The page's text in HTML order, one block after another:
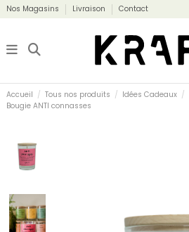
Nos Magasins Livraison Contact
Accueil Tous nos produits Idées Cadeaux
Bougie ANTI connasses